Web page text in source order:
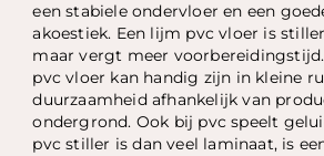
een stabiele ondervloer en een
akoestiek. Een lijm pvc vloer is
maar vergt meer
pvc vloer kan handig zijn in kleine
duurzaamheid afhankelijk van
ondergrond. Ook bij pvc speelt
pvc stiller is dan veel laminaat, is